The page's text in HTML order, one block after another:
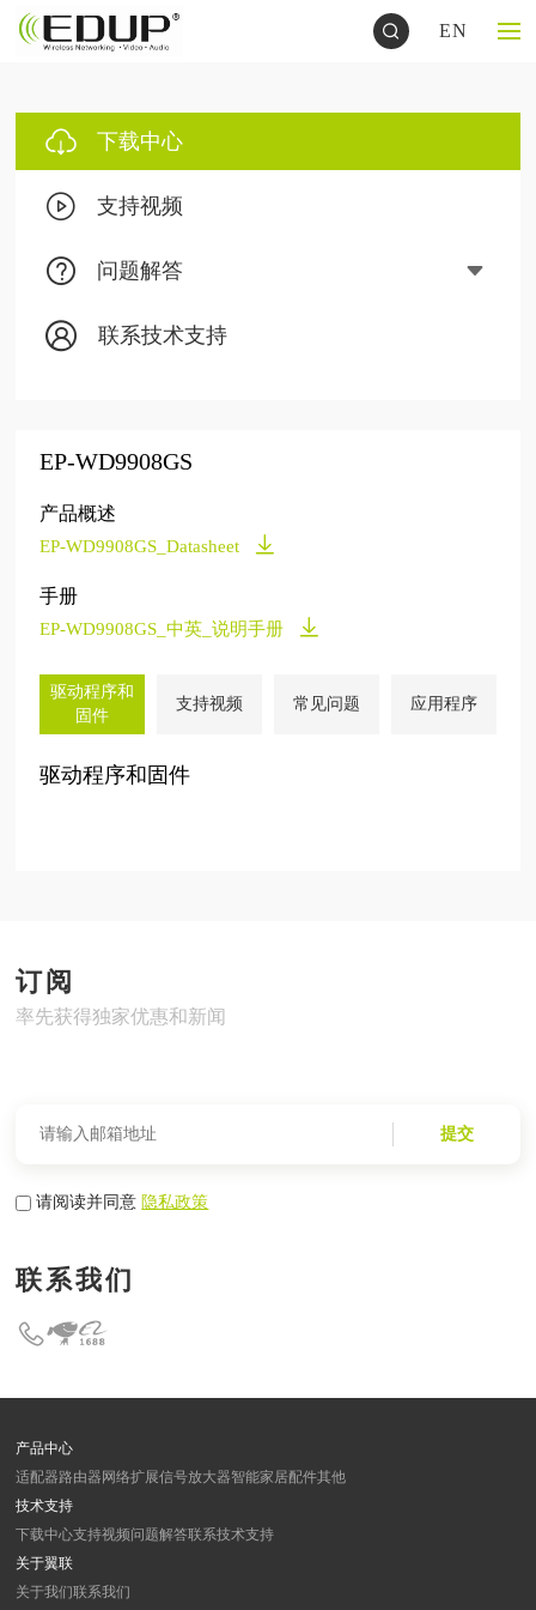
EN
下载中心
支持视频
问题解答
联系技术支持
EP-WD9908GS
产品概述
EP-WD9908GS_Datasheet
手册
EP-WD9908GS_中英_说明手册
驱动程序和
固件
支持视频 常见问题 应用程序
驱动程序和固件
订阅
率先获得独家优惠和新闻
提交
请阅读并同意隐私政策
联系我们
产品中心
适配器路由器 网络扩展信号放大器智能家居配件其他
技术支持
下载中心支持视频问题解答联系技术支持
关于翼联
关于我们联系我们